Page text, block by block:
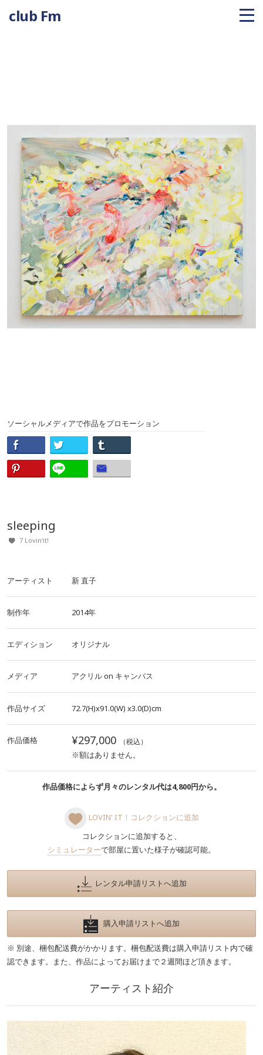
club Fm
ソーシャルメディアで作品をプロモーション
sleeping
7 Lovin'it!
アーティスト 新 直子
制作年 2014年
エディション オリジナル
メディア アクリルon キャンバス
作品サイズ 72.7(H)x91.0(W) x3.0(D)cm
作品価格 ¥297,000 （税込）
※額はありません。
作品価格によらず月々のレンタル代は4,800円から。
LOVIN' IT！コレクションに追加
コレクションに追加すると、
シミュレーターで部屋に置いた様子が確認可能。
レンタル申請リストへ追加
購入申請リストへ追加
※ 別途、梱包配送費がかかります。梱包配送費は購入申請リスト内で確
認できます。また、作品によってお届けまで２週間ほど頂きます。
アーティスト紹介